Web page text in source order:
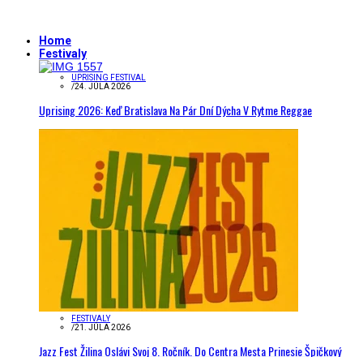
Home
Festivaly
UPRISING FESTIVAL
/24. JÚLA 2026
Uprising 2026: Keď Bratislava Na Pár Dní Dýcha V Rytme Reggae
FESTIVALY
/21. JÚLA 2026
Jazz Fest Žilina Oslávi Svoj 8. Ročník. Do Centra Mesta Prinesie Špičkový